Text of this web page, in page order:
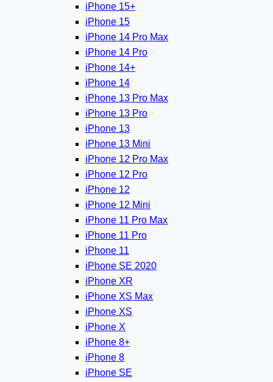
iPhone 15+
iPhone 15
iPhone 14 Pro Max
iPhone 14 Pro
iPhone 14+
iPhone 14
iPhone 13 Pro Max
iPhone 13 Pro
iPhone 13
iPhone 13 Mini
iPhone 12 Pro Max
iPhone 12 Pro
iPhone 12
iPhone 12 Mini
iPhone 11 Pro Max
iPhone 11 Pro
iPhone 11
iPhone SE 2020
iPhone XR
iPhone XS Max
iPhone XS
iPhone X
iPhone 8+
iPhone 8
iPhone SE